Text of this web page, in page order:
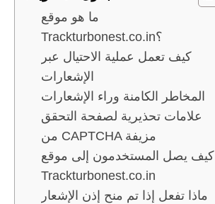
ما هو موقع
Trackturbonest.co.in؟
كيف تعمل عملية الاحتيال عبر
الإشعارات
المخاطر الكامنة وراء الإشعارات
علامات تحذيرية لصفحة التحقق
من CAPTCHA مزيفة
كيف يصل المستخدمون إلى موقع
Trackturbonest.co.in
ماذا تفعل إذا تم منح إذن الإشعار